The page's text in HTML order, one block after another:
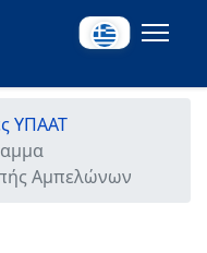
ΥΠΑΑΤ
Αμπελώνων